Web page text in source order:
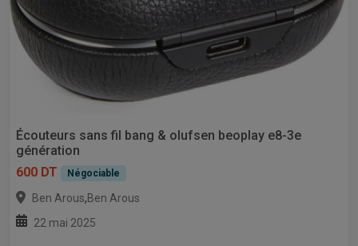
Écouteurs sans fil bang & olufsen beoplay e8-3e
génération
600 DT
Négociable
Ben Arous,Ben Arous
22 mai 2025